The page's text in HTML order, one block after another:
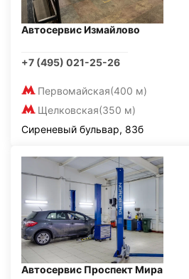
Автосервис Измайлово
+7 (495) 021-25-26
Первомайская(400 м)
Щелковская(350 м)
Сиреневый бульвар, 83б
Автосервис Проспект Мира